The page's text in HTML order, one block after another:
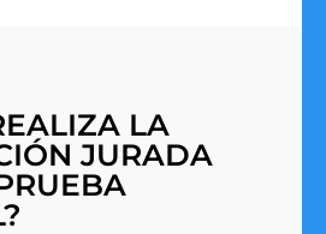
LA
JURADA